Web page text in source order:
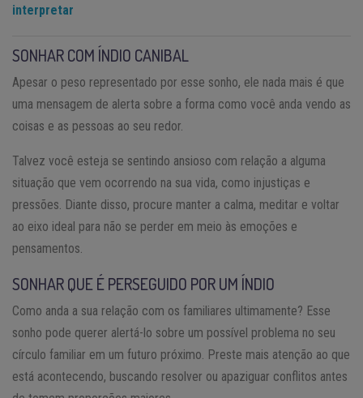
interpretar
SONHAR COM ÍNDIO CANIBAL
Apesar o peso representado por esse sonho, ele nada mais é que
uma mensagem de alerta sobre a forma como você anda vendo as
coisas e as pessoas ao seu redor.
Talvez você esteja se sentindo ansioso com relação a alguma
situação que vem ocorrendo na sua vida, como injustiças e
pressões. Diante disso, procure manter a calma, meditar e voltar
ao eixo ideal para não se perder em meio às emoções e
pensamentos.
SONHAR QUE É PERSEGUIDO POR UM ÍNDIO
Como anda a sua relação com os familiares ultimamente? Esse
sonho pode querer alertá-lo sobre um possível problema no seu
círculo familiar em um futuro próximo. Preste mais atenção ao que
está acontecendo, buscando resolver ou apaziguar conflitos antes